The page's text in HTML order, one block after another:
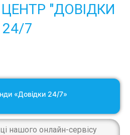
"ДОВІДКИ
24/7
«Довідки 24/7»
нашого онлайн-сервісу